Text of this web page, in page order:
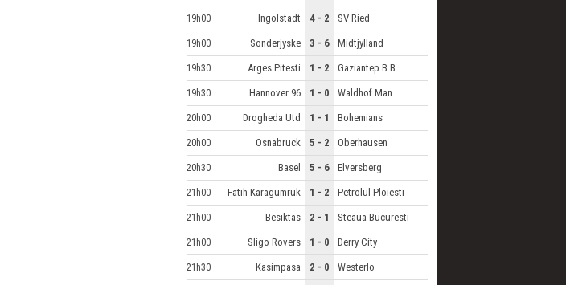
19h00 Ingolstadt 4 - 2 SV Ried
19h00 Sonderjyske 3 - 6 Midtjylland
19h30 Arges Pitesti 1 - 2 Gaziantep B.B
19h30 Hannover 96 1 - 0 Waldhof Man.
20h00 Drogheda Utd 1 - 1 Bohemians
20h00 Osnabruck 5 - 2 Oberhausen
20h30 Basel 5 - 6 Elversberg
21h00 Fatih Karagumruk 1 - 2 Petrolul Ploiesti
21h00 Besiktas 2 - 1 Steaua Bucuresti
21h00 Sligo Rovers 1 - 0 Derry City
21h30 Kasimpasa 2 - 0 Westerlo